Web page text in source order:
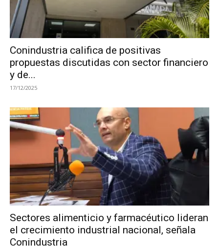
Conindustria califica de positivas
propuestas discutidas con sector financiero
y de...
17/12/2025
Sectores alimenticio y farmacéutico lideran
el crecimiento industrial nacional, señala
Conindustria